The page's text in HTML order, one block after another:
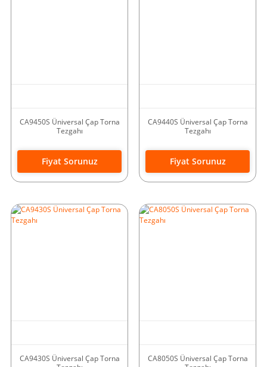
CA9450S Üniversal Çap Torna
Tezgahı
Fiyat Sorunuz
CA9440S Üniversal Çap Torna
Tezgahı
Fiyat Sorunuz
CA9430S Üniversal Çap Torna
CA8050S Üniversal Çap Torna